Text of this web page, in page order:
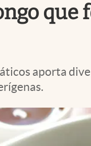
que
aporta